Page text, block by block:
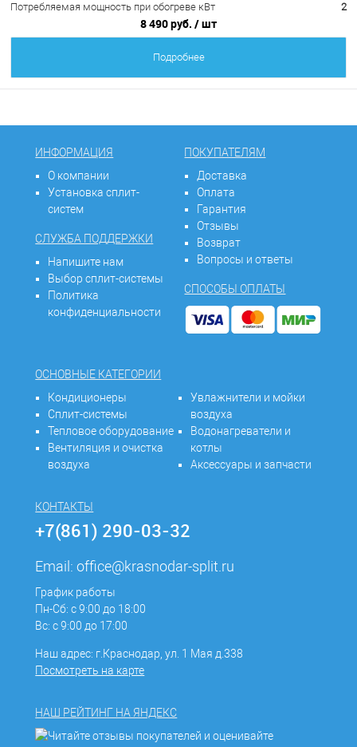
Потребляемая мощность при обогреве кВт
2
8 490 руб. / шт
Подробнее
ИНФОРМАЦИЯ
О компании
Установка сплит-
систем
СЛУЖБА ПОДДЕРЖКИ
Напишите нам
Выбор сплит-системы
Политика
конфиденциальности
ПОКУПАТЕЛЯМ
Доставка
Оплата
Гарантия
Отзывы
Возврат
Вопросы и ответы
СПОСОБЫ ОПЛАТЫ
ОСНОВНЫЕ КАТЕГОРИИ
Кондиционеры
Сплит-системы
Тепловое оборудование
Вентиляция и очистка
воздуха
Увлажнители и мойки
воздуха
Водонагреватели и
котлы
Аксессуары и запчасти
КОНТАКТЫ
+7(861) 290-03-32
Email:office@krasnodar-split.ru
График работы
Пн-Сб: с 9:00 до 18:00
Вс: с 9:00 до 17:00
Наш адрес: г.Краснодар, ул. 1 Мая д.338
Посмотреть на карте
НАШ РЕЙТИНГ НА ЯНДЕКС